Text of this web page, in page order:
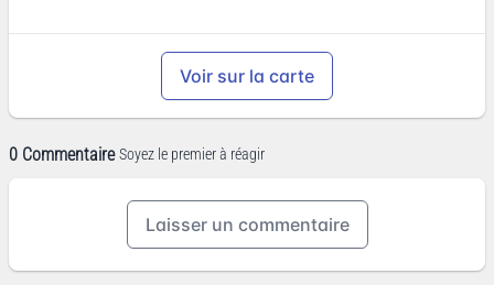
Voir sur la carte
0 Commentaire Soyez le premier à réagir
Laisser un commentaire